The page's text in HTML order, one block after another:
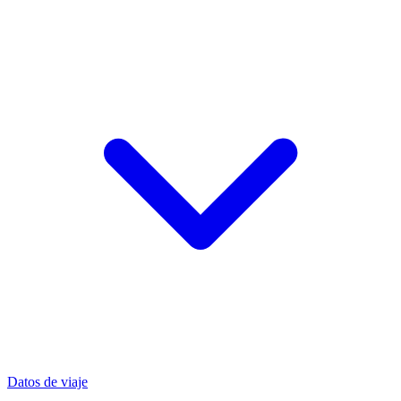
Datos de viaje